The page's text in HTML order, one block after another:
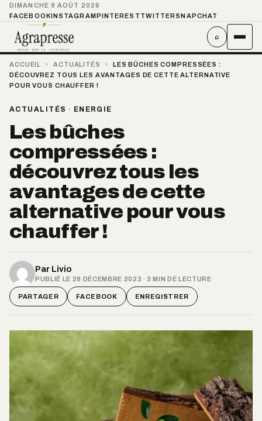
DIMANCHE 9 AOÛT 2026
FACEBOOKINSTAGRAMPINTEREST TWITTER SNAPCHAT
⌕
ACCUEIL › ACTUALITÉS ›
LES BÛCHES COMPRESSÉES :
DÉCOUVREZ TOUS LES AVANTAGES DE CETTE ALTERNATIVE
POUR VOUS CHAUFFER !
ACTUALITÉS · ENERGIE
Les bûches
compressées :
découvrez tous les
avantages de cette
alternative pour vous
chauffer !
Par Livio
PUBLIÉ LE 28 DÉCEMBRE 2023 · 3 MIN DE LECTURE
PARTAGER FACEBOOK ENREGISTRER